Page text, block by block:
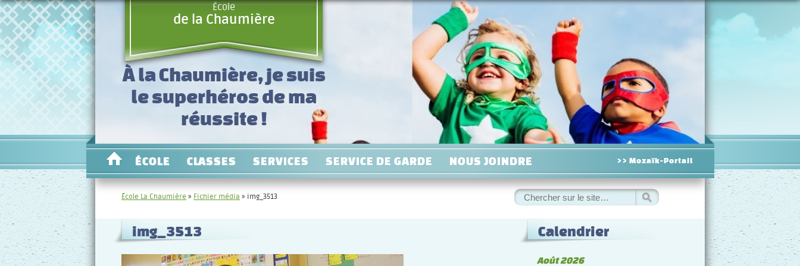
École
de la Chaumière
À la Chaumière, je suis
le superhéros de ma
réussite !
ÉCOLE CLASSES SERVICES SERVICE DE GARDE NOUS JOINDRE >> Mozaïk-Portail
École La Chaumière » Fichier média » img_3513
Rechercher
:
img_3513 Calendrier
Août 2026